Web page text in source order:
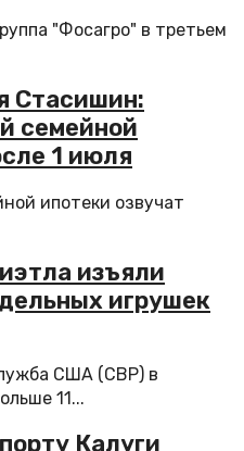
"Фосагро" в третьем
Стасишин:
семейной
1 июля
ипотеки озвучат
изъяли
игрушек
США (CBP) в
11...
Калуги